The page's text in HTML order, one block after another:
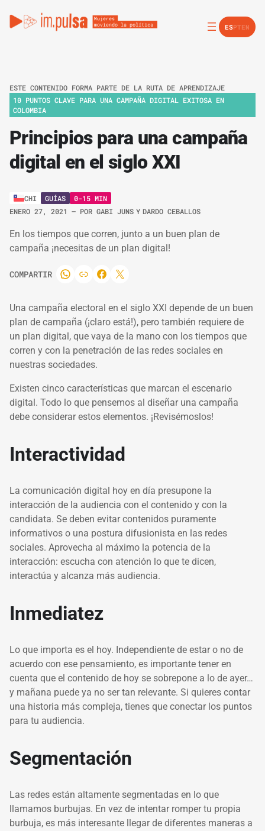
ESPTEN
ESTE CONTENIDO FORMA PARTE DE LA RUTA DE APRENDIZAJE
10 PUNTOS CLAVE PARA UNA CAMPAÑA DIGITAL EXITOSA EN
COLOMBIA
Principios para una campaña
digital en el siglo XXI
CHI GUÍAS
0-15 MIN
ENERO 27, 2021 – POR GABI JUNS Y DARDO CEBALLOS
En los tiempos que corren, junto a un buen plan de
campaña ¡necesitas de un plan digital!
COMPARTIR
Una campaña electoral en el siglo XXI depende de un buen
plan de campaña (¡claro está!), pero también requiere de
un plan digital, que vaya de la mano con los tiempos que
corren y con la penetración de las redes sociales en
nuestras sociedades.
Existen cinco características que marcan el escenario
digital. Todo lo que pensemos al diseñar una campaña
debe considerar estos elementos. ¡Revisémoslos!
Interactividad
La comunicación digital hoy en día presupone la
interacción de la audiencia con el contenido y con la
candidata. Se deben evitar contenidos puramente
informativos o una postura difusionista en las redes
sociales. Aprovecha al máximo la potencia de la
interacción: escucha con atención lo que te dicen,
interactúa y alcanza más audiencia.
Inmediatez
Lo que importa es el hoy. Independiente de estar o no de
acuerdo con ese pensamiento, es importante tener en
cuenta que el contenido de hoy se sobrepone a lo de ayer…
y mañana puede ya no ser tan relevante. Si quieres contar
una historia más compleja, tienes que conectar los puntos
para tu audiencia.
Segmentación
Las redes están altamente segmentadas en lo que
llamamos burbujas. En vez de intentar romper tu propia
burbuja, es más interesante llegar de diferentes maneras a